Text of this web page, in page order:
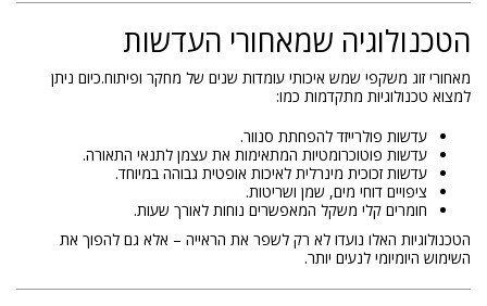
הטכנולוגיה שמאחורי העדשות
מאחורי זוג משקפי שמש איכותי עומדות שנים של מחקר ופיתוח.כיום ניתן
למצוא טכנולוגיות מתקדמות כמו:
עדשות פולרייזד להפחתת סנוור.
עדשות פוטוכרומטיות המתאימות את עצמן לתנאי התאורה.
עדשות זכוכית מינרלית לאיכות אופטית גבוהה במיוחד.
ציפויים דוחי מים, שמן ושריטות.
חומרים קלי משקל המאפשרים נוחות לאורך שעות.
הטכנולוגיות האלו נועדו לא רק לשפר את הראייה – אלא גם להפוך את
השימוש היומיומי לנעים יותר.